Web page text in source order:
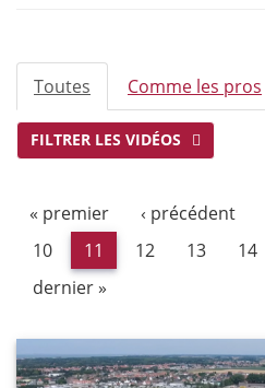
ONGLETS
PRINCIPAUX
Toutes (onglet
actif)
Comme les pros
FILTRER LES VIDÉOS
« premier ‹ précédent
10
11 12 13 14
dernier »